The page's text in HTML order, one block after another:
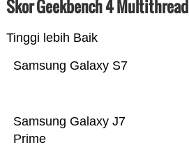
Skor Geekbench 4 Multithread
Tinggi lebih Baik
Samsung Galaxy J7
Prime
Samsung Galaxy S7